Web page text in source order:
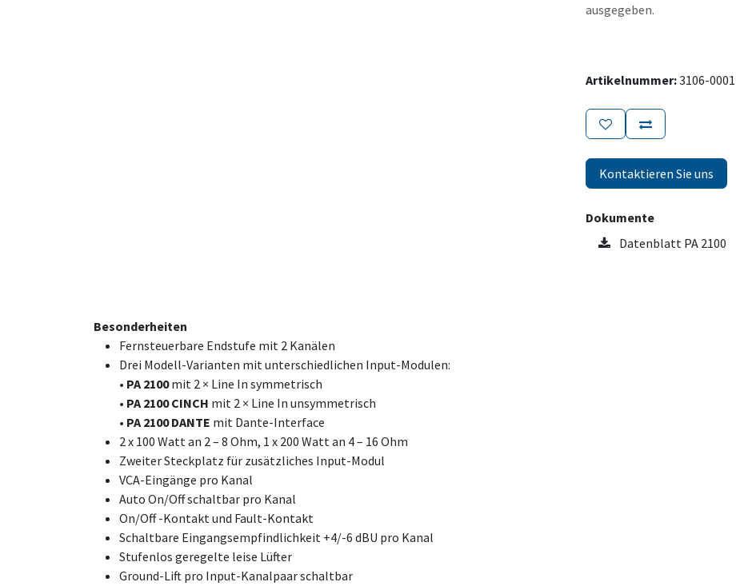
ausgegeben.
Artikelnummer:3106-0001
Kontaktieren Sie uns
Dokumente
Datenblatt PA 2100
Besonderheiten
Fernsteuerbare Endstufe mit 2 Kanälen
Drei Modell-Varianten mit unterschiedlichen Input-Modulen:
• PA 2100mit 2 × Line In symmetrisch
• PA 2100 CINCH mit 2 × Line In unsymmetrisch
• PA 2100 DANTE mit Dante-Interface
2 x 100 Watt an 2 – 8 Ohm, 1 x 200 Watt an 4 – 16 Ohm
Zweiter Steckplatz für zusätzliches Input-Modul
VCA-Eingänge pro Kanal
Auto On/Off schaltbar pro Kanal
On/Off -Kontakt und Fault-Kontakt
Schaltbare Eingangsempfindlichkeit +4/-6 dBU pro Kanal
Stufenlos geregelte leise Lüfter
Ground-Lift pro Input-Kanalpaar schaltbar